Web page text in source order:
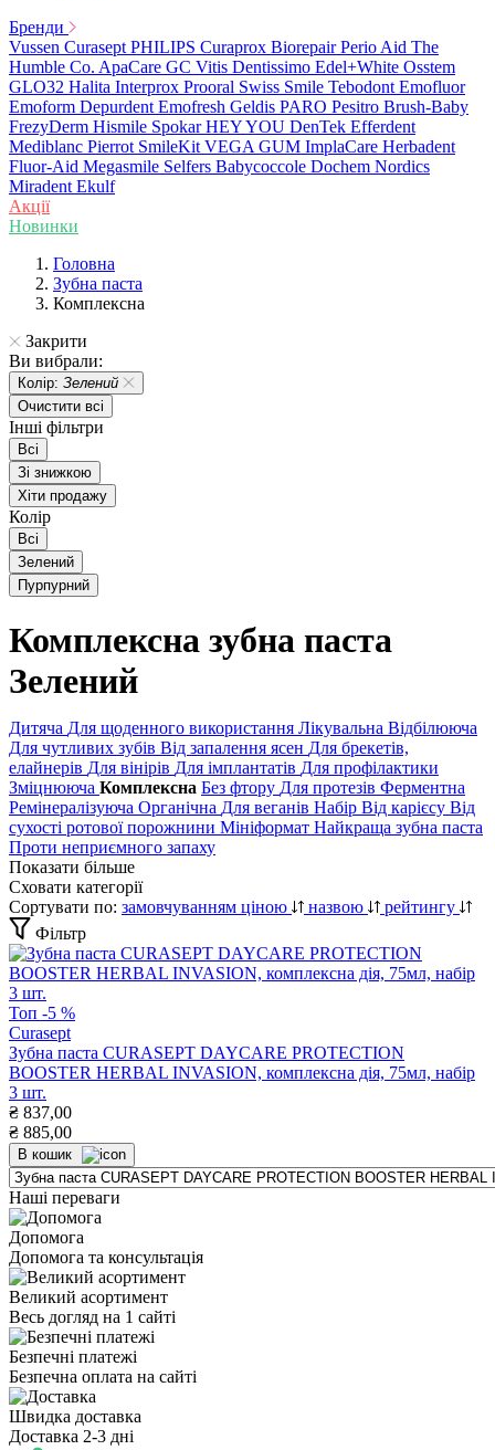
Бренди
Vussen Curasept PHILIPS Curaprox Biorepair Perio Aid The
Humble Co. ApaCare GC Vitis Dentissimo Edel+White Osstem
GLO32 Halita Interprox Prooral Swiss Smile Tebodont Emofluor
Emoform Depurdent Emofresh Geldis PARO Pesitro Brush-Baby
FrezyDerm Hismile Spokar HEY YOU DenTek Efferdent
Mediblanc Pierrot SmileKit VEGA GUM ImplaCare Herbadent
Fluor-Aid Megasmile Selfers Babycoccole Dochem Nordics
Miradent Ekulf
Акції
Новинки
Головна
Зубна паста
Комплексна
Закрити
Ви вибрали:
Колір: Зелений
Очистити всі
Інші фільтри
Всі
Зі знижкою
Хіти продажу
Колір
Всі
Зелений
Пурпурний
Комплексна зубна паста
Зелений
Дитяча Для щоденного використання Лікувальна Відбілююча
Для чутливих зубів Від запалення ясен Для брекетів,
елайнерів Для вінірів Для імплантатів Для профілактики
Зміцнююча Комплексна Без фтору Для протезів Ферментна
Ремінералізуюча Органічна Для веганів Набір Від карієсу Від
сухості ротової порожнини Мініформат Найкраща зубна паста
Проти неприємного запаху
Показати більше
Сховати категорії
Сортувати по: замовчуванням ціною назвою
рейтингу
Фільтр
Топ -5 %
Curasept
Зубна паста CURASEPT DAYCARE PROTECTION
BOOSTER HERBAL INVASION, комплексна дія, 75мл, набір
3 шт.
₴ 837,00
₴ 885,00
В кошик
Наші переваги
Допомога
Допомога та консультація
Великий асортимент
Весь догляд на 1 сайті
Безпечні платежі
Безпечна оплата на сайті
Швидка доставка
Доставка 2-3 дні